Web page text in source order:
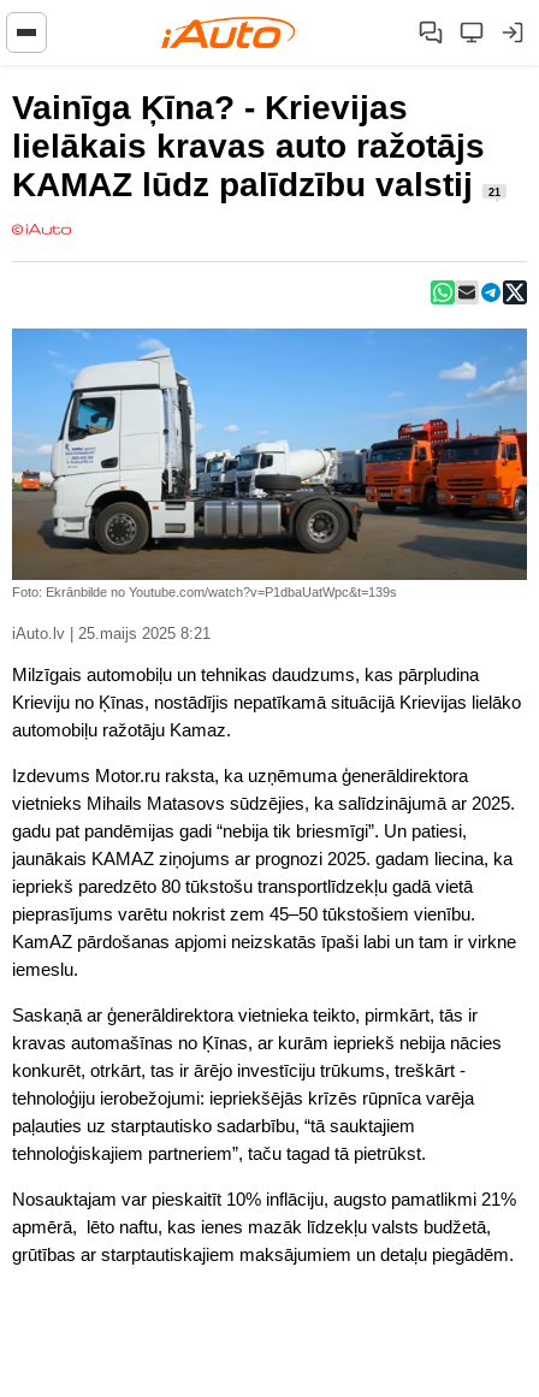
Vainīga Ķīna? - Krievijas
lielākais kravas auto ražotājs
KAMAZ lūdz palīdzību valstij
21
Foto: Ekrānbilde no Youtube.com/watch?v=P1dbaUatWpc&t=139s
iAuto.lv | 25.maijs 2025 8:21
Milzīgais automobiļu un tehnikas daudzums, kas pārpludina
Krieviju no Ķīnas, nostādījis nepatīkamā situācijā Krievijas lielāko
automobiļu ražotāju Kamaz.
Izdevums Motor.ru raksta, ka uzņēmuma ģenerāldirektora
vietnieks Mihails Matasovs sūdzējies, ka salīdzinājumā ar 2025.
gadu pat pandēmijas gadi “nebija tik briesmīgi”. Un patiesi,
jaunākais KAMAZ ziņojums ar prognozi 2025. gadam liecina, ka
iepriekš paredzēto 80 tūkstošu transportlīdzekļu gadā vietā
pieprasījums varētu nokrist zem 45–50 tūkstošiem vienību.
KamAZ pārdošanas apjomi neizskatās īpaši labi un tam ir virkne
iemeslu.
Saskaņā ar ģenerāldirektora vietnieka teikto, pirmkārt, tās ir
kravas automašīnas no Ķīnas, ar kurām iepriekš nebija nācies
konkurēt, otrkārt, tas ir ārējo investīciju trūkums, treškārt -
tehnoloģiju ierobežojumi: iepriekšējās krīzēs rūpnīca varēja
paļauties uz starptautisko sadarbību, “tā sauktajiem
tehnoloģiskajiem partneriem”, taču tagad tā pietrūkst.
Nosauktajam var pieskaitīt 10% inflāciju, augsto pamatlikmi 21%
apmērā, lēto naftu, kas ienes mazāk līdzekļu valsts budžetā,
grūtības ar starptautiskajiem maksājumiem un detaļu piegādēm.